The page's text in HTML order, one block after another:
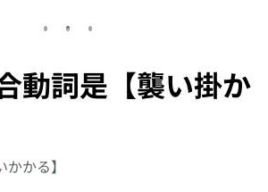
動詞是【襲い掛か
かる】